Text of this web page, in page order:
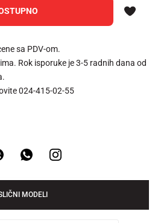
sa PDV-om.
Rok isporuke je 3-5 radnih dana od
024-415-02-55
MODELI